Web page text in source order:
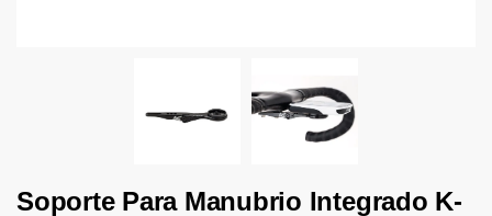
Soporte Para Manubrio Integrado K-